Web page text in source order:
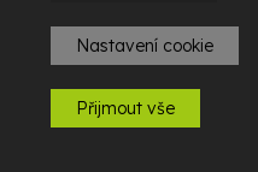
Nastavení cookie
Přijmout vše